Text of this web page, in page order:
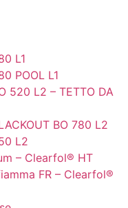
L1
POOL L1
520 L2 – TETTO DA
BO 780 L2
L2
– Clearfol® HT
FR – Clearfol®